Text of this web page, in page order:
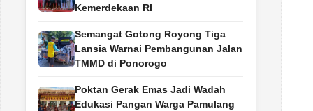
Kemerdekaan RI
Semangat Gotong Royong Tiga
Lansia Warnai Pembangunan Jalan
TMMD di Ponorogo
Poktan Gerak Emas Jadi Wadah
Edukasi Pangan Warga Pamulang